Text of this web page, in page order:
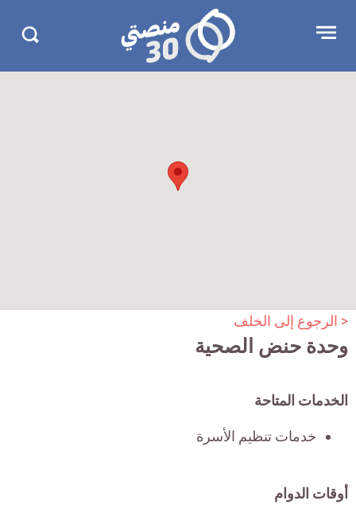
الإعلان
منصتي
30
< الرجوع إلى الخلف
وحدة حنض الصحية
الخدمات المتاحة
خدمات تنظيم الأسرة
أوقات الدوام